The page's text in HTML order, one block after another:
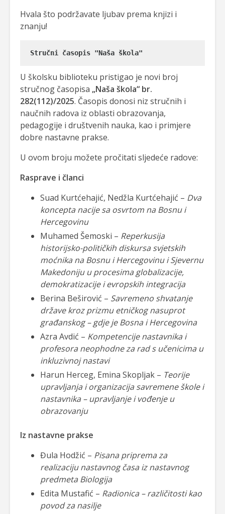
Hvala što podržavate ljubav prema knjizi i
znanju!
Stručni časopis "Naša škola"
U školsku biblioteku pristigao je novi broj
stručnog časopisa „Naša škola“ br.
282(112)/2025. Časopis donosi niz stručnih i
naučnih radova iz oblasti obrazovanja,
pedagogije i društvenih nauka, kao i primjere
dobre nastavne prakse.
U ovom broju možete pročitati sljedeće radove:
Rasprave i članci
Suad Kurtćehajić, Nedžla Kurtćehajić – Dva
koncepta nacije sa osvrtom na Bosnu i
Hercegovinu
Muhamed Šemoski – Reperkusija
historijsko-političkih diskursa svjetskih
moćnika na Bosnu i Hercegovinu i Sjevernu
Makedoniju u procesima globalizacije,
demokratizacije i evropskih integracija
Berina Beširović – Savremeno shvatanje
države kroz prizmu etničkog nasuprot
građanskog – gdje je Bosna i Hercegovina
Azra Avdić – Kompetencije nastavnika i
profesora neophodne za rad s učenicima u
inkluzivnoj nastavi
Harun Herceg, Emina Skopljak – Teorije
upravljanja i organizacija savremene škole i
nastavnika – upravljanje i vođenje u
obrazovanju
Iz nastavne prakse
Đula Hodžić – Pisana priprema za
realizaciju nastavnog časa iz nastavnog
predmeta Biologija
Edita Mustafić – Radionica – različitosti kao
povod za nasilje